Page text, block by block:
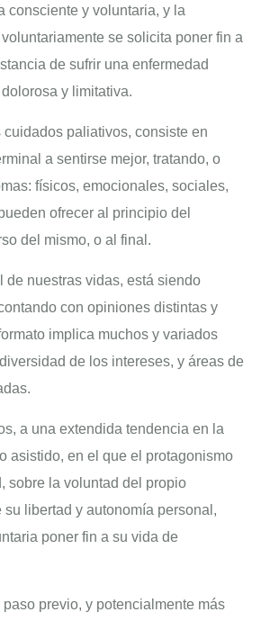
consciente y voluntaria, y la
se solicita poner fin a
de sufrir una enfermedad
y limitativa.
cuidados paliativos, consiste en
a sentirse mejor, tratando, o
físicos, emocionales, sociales,
ofrecer al principio del
del mismo, o al final.
de nuestras vidas, está siendo
con opiniones distintas y
implica muchos y variados
de los intereses, y áreas de
a una extendida tendencia en la
asistido, en el que el protagonismo
sobre la voluntad del propio
libertad y autonomía personal,
poner fin a su vida de
previo, y potencialmente más